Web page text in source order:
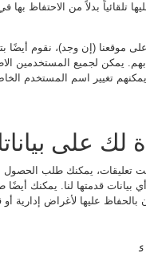
تلقائياً بدلاً من الاحتفاظ بها
موقعنا (إن وجد)، نقوم أيضًا
يمكن لجميع المستخدمين
يمكنهم تغيير اسم المستخدم
لك على
تعليقات، يمكنك طلب الحصول
بيانات قدمتها لنا. يمكنك
عليها لأغراض إدارية أو